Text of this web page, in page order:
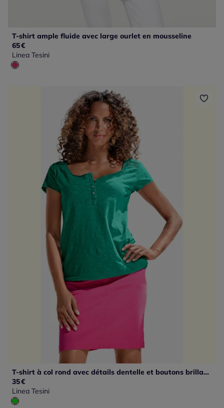
T-shirt ample fluide avec large ourlet en mousseline
65€
Linea Tesini
T-shirt à col rond avec détails dentelle et boutons brillants
35€
Linea Tesini